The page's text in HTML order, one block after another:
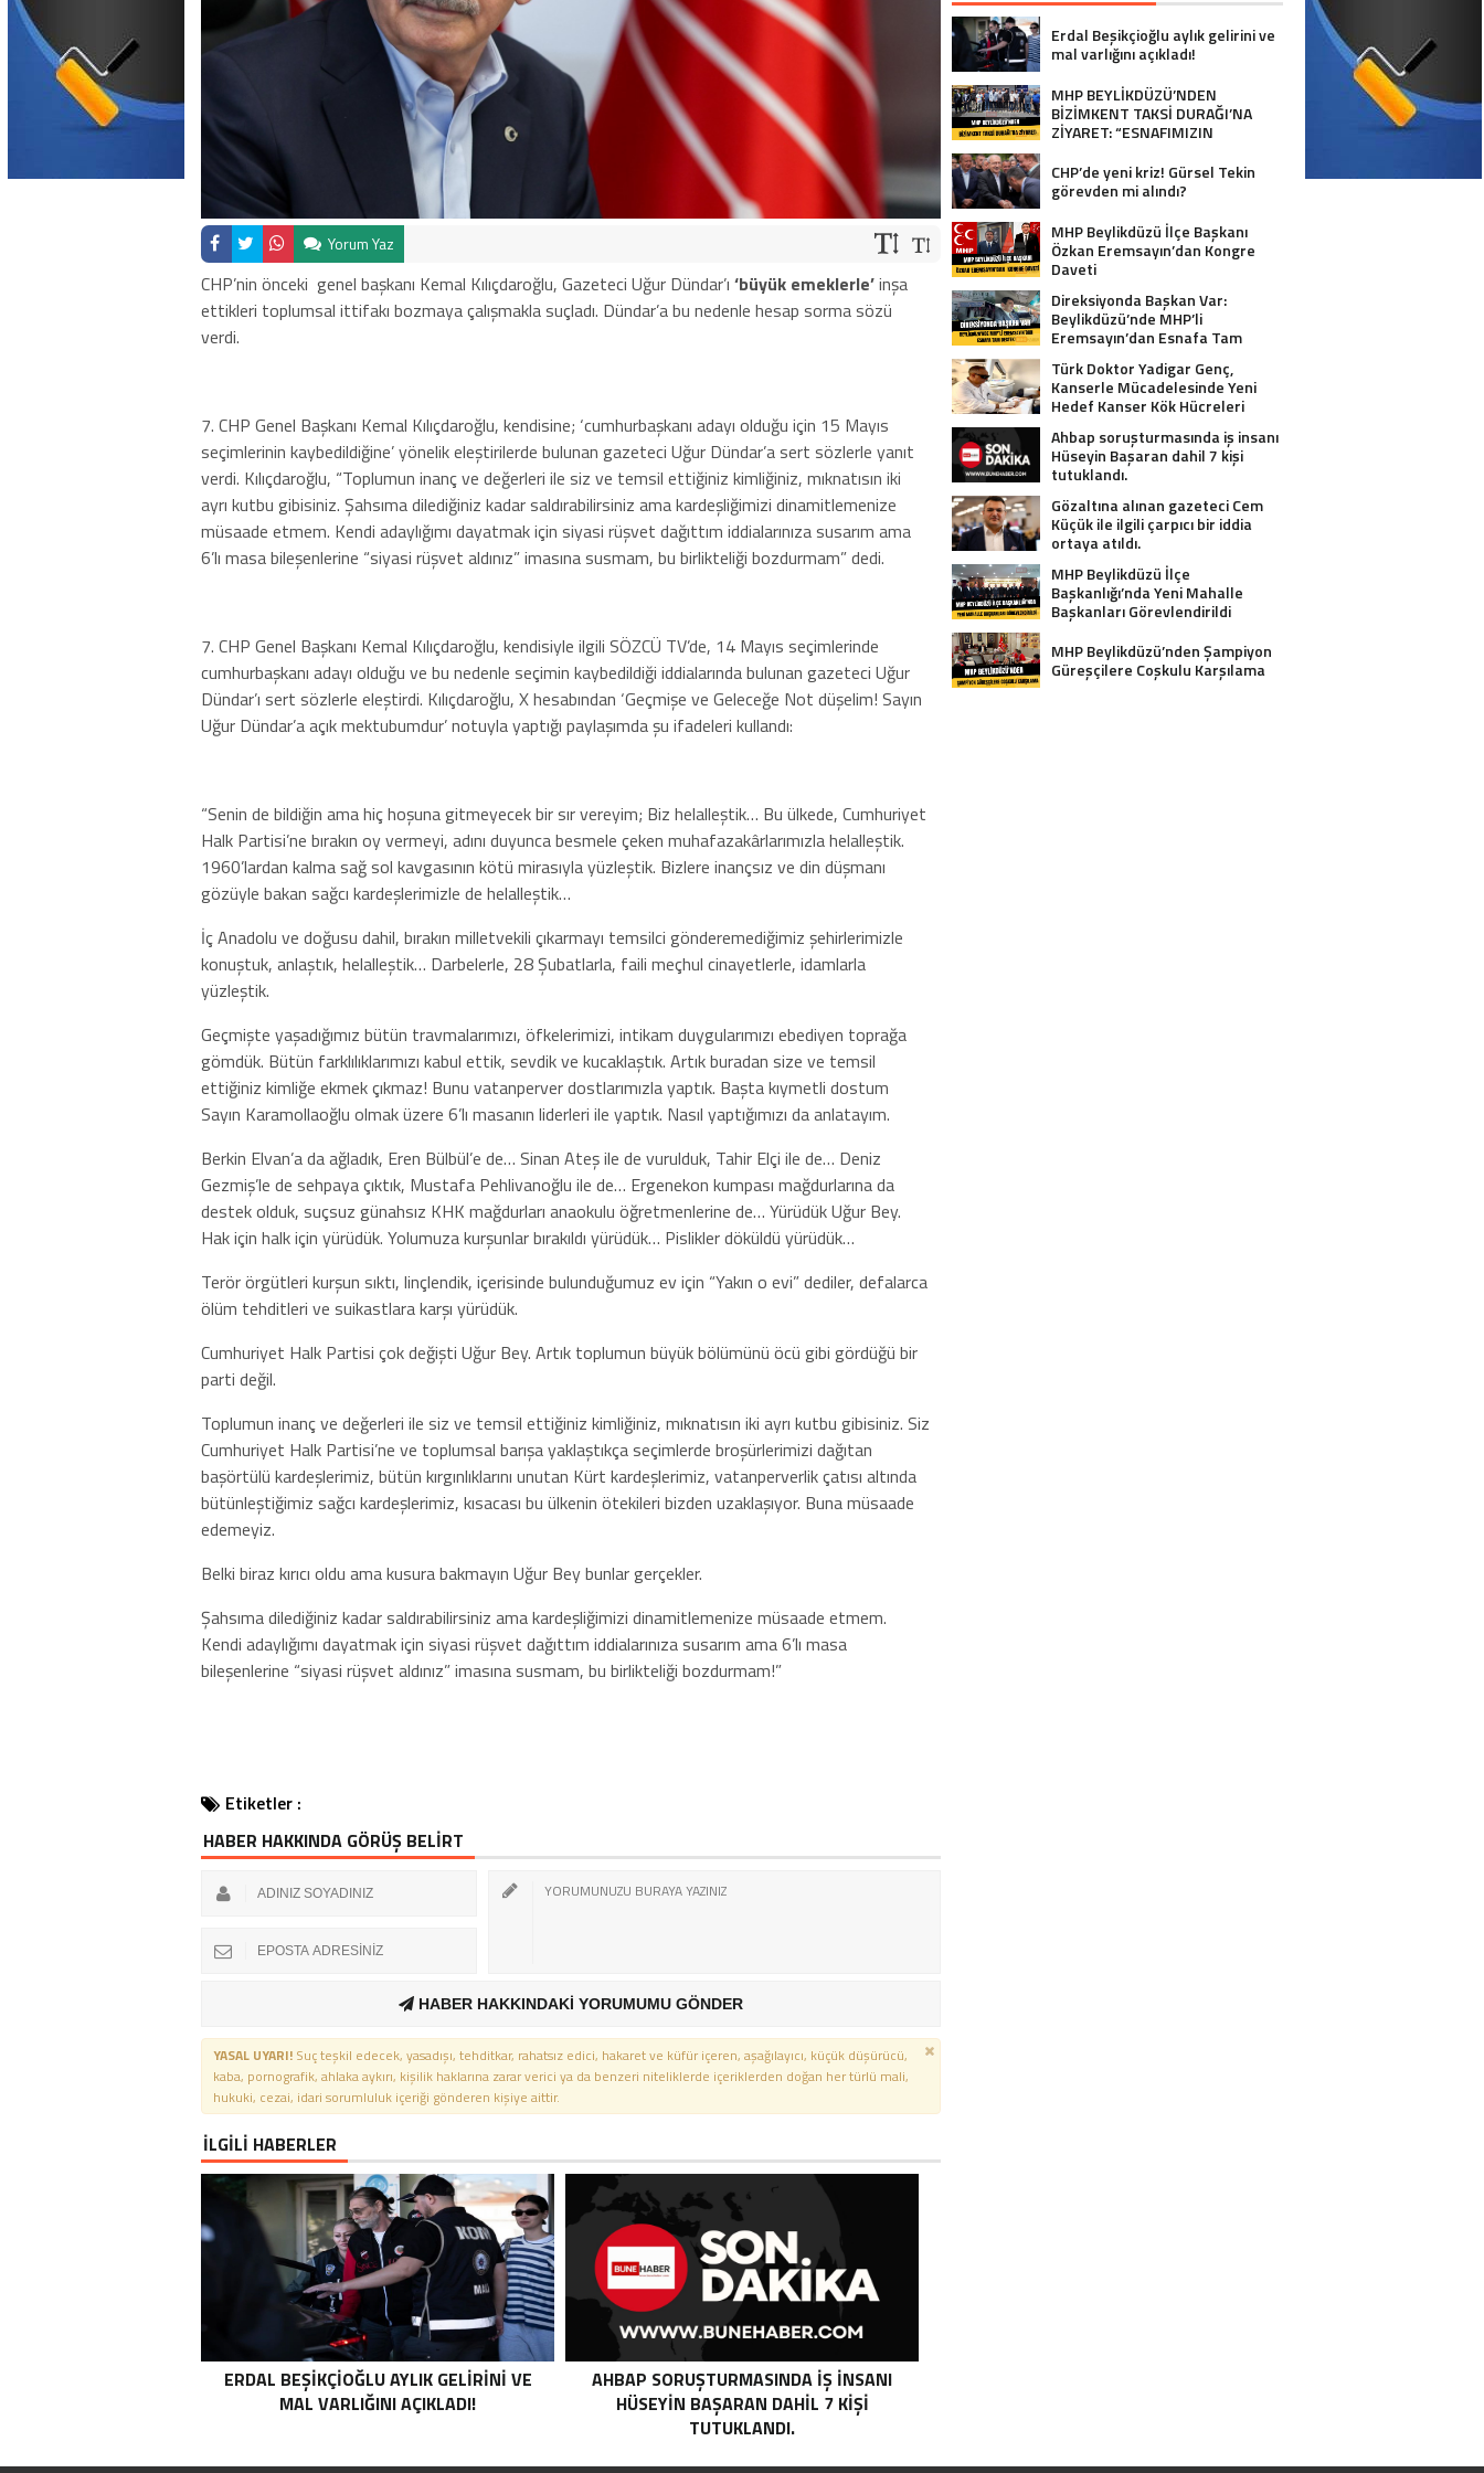
Yorum Yaz
CHP’nin önceki genel başkanı Kemal Kılıçdaroğlu, Gazeteci Uğur Dündar’ı ‘büyük emeklerle’inşa
ettikleri toplumsal ittifakı bozmaya çalışmakla suçladı. Dündar’a bu nedenle hesap sorma sözü
verdi.
7. CHP Genel Başkanı Kemal Kılıçdaroğlu, kendisine; ‘cumhurbaşkanı adayı olduğu için 15 Mayıs
seçimlerinin kaybedildiğine’ yönelik eleştirilerde bulunan gazeteci Uğur Dündar’a sert sözlerle yanıt
verdi. Kılıçdaroğlu, “Toplumun inanç ve değerleri ile siz ve temsil ettiğiniz kimliğiniz, mıknatısın iki
ayrı kutbu gibisiniz. Şahsıma dilediğiniz kadar saldırabilirsiniz ama kardeşliğimizi dinamitlemenize
müsaade etmem. Kendi adaylığımı dayatmak için siyasi rüşvet dağıttım iddialarınıza susarım ama
6’lı masa bileşenlerine “siyasi rüşvet aldınız” imasına susmam, bu birlikteliği bozdurmam” dedi.
7. CHP Genel Başkanı Kemal Kılıçdaroğlu, kendisiyle ilgili SÖZCÜ TV’de, 14 Mayıs seçimlerinde
cumhurbaşkanı adayı olduğu ve bu nedenle seçimin kaybedildiği iddialarında bulunan gazeteci Uğur
Dündar’ı sert sözlerle eleştirdi. Kılıçdaroğlu, X hesabından ‘Geçmişe ve Geleceğe Not düşelim! Sayın
Uğur Dündar’a açık mektubumdur’ notuyla yaptığı paylaşımda şu ifadeleri kullandı:
“Senin de bildiğin ama hiç hoşuna gitmeyecek bir sır vereyim; Biz helalleştik… Bu ülkede, Cumhuriyet
Halk Partisi’ne bırakın oy vermeyi, adını duyunca besmele çeken muhafazakârlarımızla helalleştik.
1960’lardan kalma sağ sol kavgasının kötü mirasıyla yüzleştik. Bizlere inançsız ve din düşmanı
gözüyle bakan sağcı kardeşlerimizle de helalleştik…
İç Anadolu ve doğusu dahil, bırakın milletvekili çıkarmayı temsilci gönderemediğimiz şehirlerimizle
konuştuk, anlaştık, helalleştik… Darbelerle, 28 Şubatlarla, faili meçhul cinayetlerle, idamlarla
yüzleştik.
Geçmişte yaşadığımız bütün travmalarımızı, öfkelerimizi, intikam duygularımızı ebediyen toprağa
gömdük. Bütün farklılıklarımızı kabul ettik, sevdik ve kucaklaştık. Artık buradan size ve temsil
ettiğiniz kimliğe ekmek çıkmaz! Bunu vatanperver dostlarımızla yaptık. Başta kıymetli dostum
Sayın Karamollaoğlu olmak üzere 6’lı masanın liderleri ile yaptık. Nasıl yaptığımızı da anlatayım.
Berkin Elvan’a da ağladık, Eren Bülbül’e de… Sinan Ateş ile de vurulduk, Tahir Elçi ile de… Deniz
Gezmiş’le de sehpaya çıktık, Mustafa Pehlivanoğlu ile de… Ergenekon kumpası mağdurlarına da
destek olduk, suçsuz günahsız KHK mağdurları anaokulu öğretmenlerine de… Yürüdük Uğur Bey.
Hak için halk için yürüdük. Yolumuza kurşunlar bırakıldı yürüdük… Pislikler döküldü yürüdük…
Terör örgütleri kurşun sıktı, linçlendik, içerisinde bulunduğumuz ev için “Yakın o evi” dediler, defalarca
ölüm tehditleri ve suikastlara karşı yürüdük.
Cumhuriyet Halk Partisi çok değişti Uğur Bey. Artık toplumun büyük bölümünü öcü gibi gördüğü bir
parti değil.
Toplumun inanç ve değerleri ile siz ve temsil ettiğiniz kimliğiniz, mıknatısın iki ayrı kutbu gibisiniz. Siz
Cumhuriyet Halk Partisi’ne ve toplumsal barışa yaklaştıkça seçimlerde broşürlerimizi dağıtan
başörtülü kardeşlerimiz, bütün kırgınlıklarını unutan Kürt kardeşlerimiz, vatanperverlik çatısı altında
bütünleştiğimiz sağcı kardeşlerimiz, kısacası bu ülkenin ötekileri bizden uzaklaşıyor. Buna müsaade
edemeyiz.
Belki biraz kırıcı oldu ama kusura bakmayın Uğur Bey bunlar gerçekler.
Şahsıma dilediğiniz kadar saldırabilirsiniz ama kardeşliğimizi dinamitlemenize müsaade etmem.
Kendi adaylığımı dayatmak için siyasi rüşvet dağıttım iddialarınıza susarım ama 6’lı masa
bileşenlerine “siyasi rüşvet aldınız” imasına susmam, bu birlikteliği bozdurmam!”
Etiketler :
HABER HAKKINDA GÖRÜŞ BELİRT
HABER HAKKINDAKİ YORUMUMU GÖNDER
YASAL UYARI! Suç teşkil edecek, yasadışı, tehditkar, rahatsız edici, hakaret ve küfür içeren, aşağılayıcı, küçük düşürücü,
kaba, pornografik, ahlaka aykırı, kişilik haklarına zarar verici ya da benzeri niteliklerde içeriklerden doğan her türlü mali,
hukuki, cezai, idari sorumluluk içeriği gönderen kişiye aittir.
İLGİLİ HABERLER
ERDAL BEŞIKÇIOĞLU AYLIK GELIRINI VE
MAL VARLIĞINI AÇIKLADI!
AHBAP SORUŞTURMASINDA IŞ INSANI
HÜSEYIN BAŞARAN DAHIL 7 KIŞI
TUTUKLANDI.
Erdal Beşikçioğlu aylık gelirini ve
mal varlığını açıkladı!
MHP BEYLİKDÜZÜ’NDEN
BİZİMKENT TAKSİ DURAĞI’NA
ZİYARET: “ESNAFIMIZIN
CHP’de yeni kriz! Gürsel Tekin
görevden mi alındı?
MHP Beylikdüzü İlçe Başkanı
Özkan Eremsayın’dan Kongre
Daveti
Direksiyonda Başkan Var:
Beylikdüzü’nde MHP’li
Eremsayın’dan Esnafa Tam
Türk Doktor Yadigar Genç,
Kanserle Mücadelesinde Yeni
Hedef Kanser Kök Hücreleri
Ahbap soruşturmasında iş insanı
Hüseyin Başaran dahil 7 kişi
tutuklandı.
Gözaltına alınan gazeteci Cem
Küçük ile ilgili çarpıcı bir iddia
ortaya atıldı.
MHP Beylikdüzü İlçe
Başkanlığı’nda Yeni Mahalle
Başkanları Görevlendirildi
MHP Beylikdüzü’nden Şampiyon
Güreşçilere Coşkulu Karşılama